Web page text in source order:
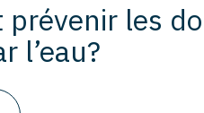
prévenir les
l’eau?